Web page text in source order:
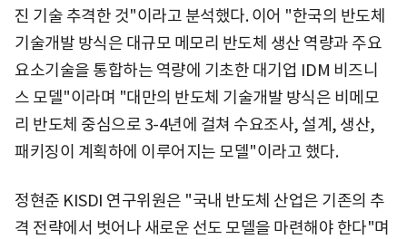
진 기술 추격한 것"이라고 분석했다. 이어 "한국의 반도체
기술개발 방식은 대규모 메모리 반도체 생산 역량과 주요
요소기술을 통합하는 역량에 기초한 대기업 IDM 비즈니
스 모델"이라며 "대만의 반도체 기술개발 방식은 비메모
리 반도체 중심으로 3-4년에 걸쳐 수요조사, 설계, 생산,
패키징이 계획하에 이루어지는 모델"이라고 했다.
정현준 KISDI 연구위원은 "국내 반도체 산업은 기존의 추
격 전략에서 벗어나 새로운 선도 모델을 마련해야 한다"며